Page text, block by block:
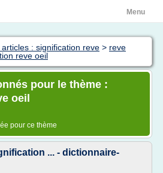
Menu
: signification reve > reve
reve oeil
pour le thème :
oeil
pour ce thème
... - dictionnaire-